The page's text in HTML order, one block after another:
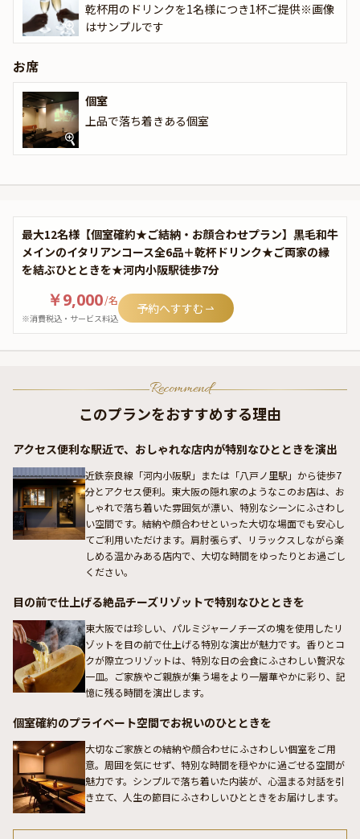
乾杯用のドリンクを1名様につき1杯ご提供※画像
はサンプルです
お席
個室
上品で落ち着きある個室
最大12名様【個室確約★ご結納・お顔合わせプラン】黒毛和牛
メインのイタリアンコース全6品＋乾杯ドリンク★ご両家の縁
を結ぶひとときを★河内小阪駅徒歩7分
￥9,000/名
※消費税込・サービス料込
予約へすすむ
Recommend
このプランをおすすめする理由
アクセス便利な駅近で、おしゃれな店内が特別なひとときを演出
近鉄奈良線「河内小阪駅」または「八戸ノ里駅」から徒歩7
分とアクセス便利。東大阪の隠れ家のようなこのお店は、お
しゃれで落ち着いた雰囲気が漂い、特別なシーンにふさわし
い空間です。結納や顔合わせといった大切な場面でも安心し
てご利用いただけます。肩肘張らず、リラックスしながら楽
しめる温かみある店内で、大切な時間をゆったりとお過ごし
ください。
目の前で仕上げる絶品チーズリゾットで特別なひとときを
東大阪では珍しい、パルミジャーノチーズの塊を使用したリ
ゾットを目の前で仕上げる特別な演出が魅力です。香りとコ
クが際立つリゾットは、特別な日の会食にふさわしい贅沢な
一皿。ご家族やご親族が集う場をより一層華やかに彩り、記
憶に残る時間を演出します。
個室確約のプライベート空間でお祝いのひとときを
大切なご家族との結納や顔合わせにふさわしい個室をご用
意。周囲を気にせず、特別な時間を穏やかに過ごせる空間が
魅力です。シンプルで落ち着いた内装が、心温まる対話を引
き立て、人生の節目にふさわしいひとときをお届けします。